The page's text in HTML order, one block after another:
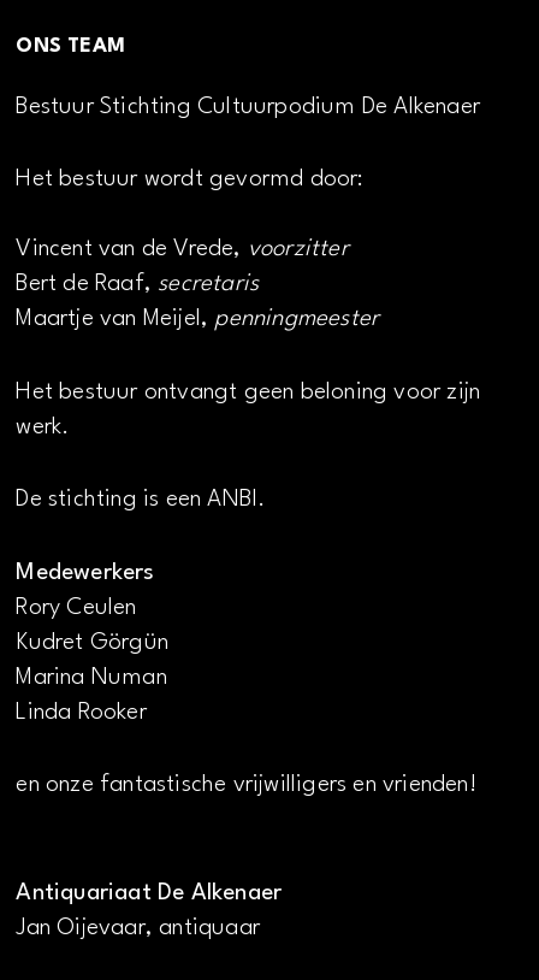
ONS TEAM
Bestuur Stichting Cultuurpodium De Alkenaer
Het bestuur wordt gevormd door:
Vincent van de Vrede, voorzitter
Bert de Raaf, secretaris
Maartje van Meijel, penningmeester
Het bestuur ontvangt geen beloning voor zijn
werk.
De stichting is een ANBI.
Medewerkers
Rory Ceulen
Kudret Görgün
Marina Numan
Linda Rooker
en onze fantastische vrijwilligers en vrienden!
Antiquariaat De Alkenaer
Jan Oijevaar, antiquaar